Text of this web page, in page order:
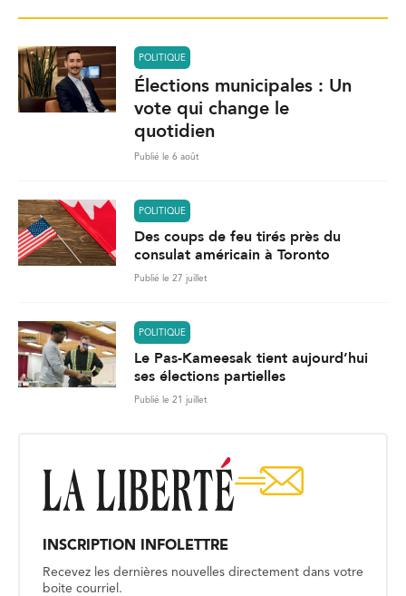
POLITIQUE
Élections municipales : Un
vote qui change le
quotidien
Publié le 6 août
POLITIQUE
Des coups de feu tirés près du
consulat américain à Toronto
Publié le 27 juillet
POLITIQUE
Le Pas-Kameesak tient aujourd’hui
ses élections partielles
Publié le 21 juillet
INSCRIPTION INFOLETTRE
Recevez les dernières nouvelles directement dans votre
boite courriel.